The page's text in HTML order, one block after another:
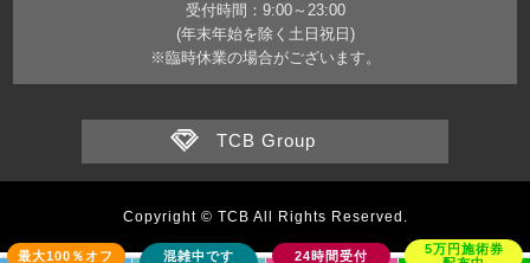
受付時間：9:00～23:00
(年末年始を除く土日祝日)
※臨時休業の場合がございます。
TCB Group
Copyright © TCB All Rights Reserved.